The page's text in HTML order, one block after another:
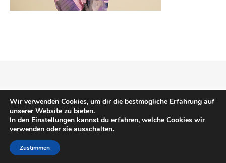
Copyright © 2026 Mode Klassiker Impressum Datenschutz
NACH OBEN
Wir verwenden Cookies, um dir die bestmögliche Erfahrung auf
unserer Website zu bieten.
In den Einstellungen kannst du erfahren, welche Cookies wir
verwenden oder sie ausschalten.
Zustimmen